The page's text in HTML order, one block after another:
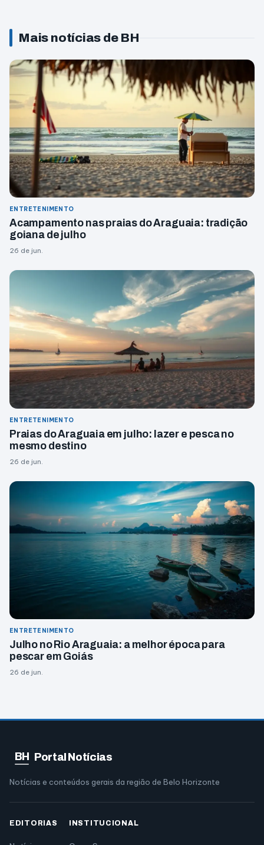
Mais notícias de BH
ENTRETENIMENTO
Acampamento nas praias do Araguaia: tradição
goiana de julho
26 de jun.
ENTRETENIMENTO
Praias do Araguaia em julho: lazer e pesca no
mesmo destino
26 de jun.
ENTRETENIMENTO
Julho no Rio Araguaia: a melhor época para
pescar em Goiás
26 de jun.
BH Portal Notícias
Notícias e conteúdos gerais da região de Belo Horizonte
EDITORIAS INSTITUCIONAL